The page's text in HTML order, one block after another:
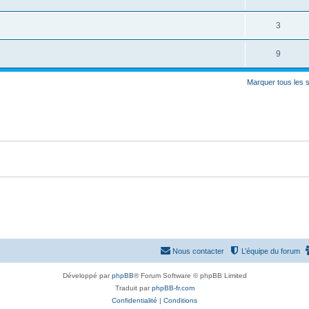
n
s
o
n
s
é
o
n
s
3R
é
9R
é
s
s
Marquer tous les
L’équipe du forum
Nous contacter
Développé parphpBB® Forum Software © phpBB Limited
Traduit parphpBB-fr.com
Confidentialité | Conditions